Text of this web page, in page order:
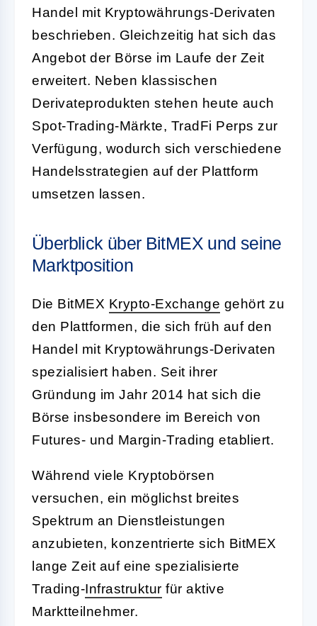
Handel mit Kryptowährungs-Derivaten
beschrieben. Gleichzeitig hat sich das
Angebot der Börse im Laufe der Zeit
erweitert. Neben klassischen
Derivateprodukten stehen heute auch
Spot-Trading-Märkte, TradFi Perps zur
Verfügung, wodurch sich verschiedene
Handelsstrategien auf der Plattform
umsetzen lassen.
Überblick über BitMEX und seine
Marktposition
Die BitMEX Krypto-Exchange gehört zu
den Plattformen, die sich früh auf den
Handel mit Kryptowährungs-Derivaten
spezialisiert haben. Seit ihrer
Gründung im Jahr 2014 hat sich die
Börse insbesondere im Bereich von
Futures- und Margin-Trading etabliert.
Während viele Kryptobörsen
versuchen, ein möglichst breites
Spektrum an Dienstleistungen
anzubieten, konzentrierte sich BitMEX
lange Zeit auf eine spezialisierte
Trading-Infrastruktur für aktive
Marktteilnehmer.